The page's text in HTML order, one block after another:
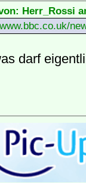
Herr_Rossi
darf